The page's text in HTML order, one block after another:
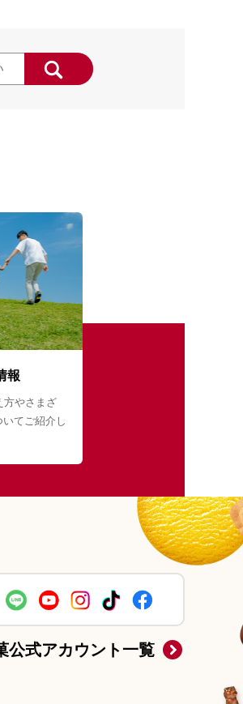
報
方やさまざ
てご紹介し
公式アカウント一覧